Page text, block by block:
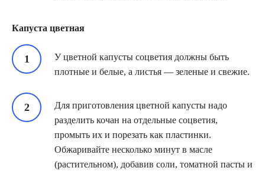
Капуста цветная
У цветной капусты соцветия должны быть
плотные и белые, а листья — зеленые и свежие.
Для приготовления цветной капусты надо
разделить кочан на отдельные соцветия,
промыть их и порезать как пластинки.
Обжаривайте несколько минут в масле
(растительном), добавив соли, томатной пасты и